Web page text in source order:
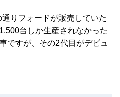
りフォードが販売していた
台しか生産されなかった
ですが、その2代目がデビュ